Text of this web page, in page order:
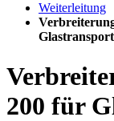
Weiterleitung
200 für